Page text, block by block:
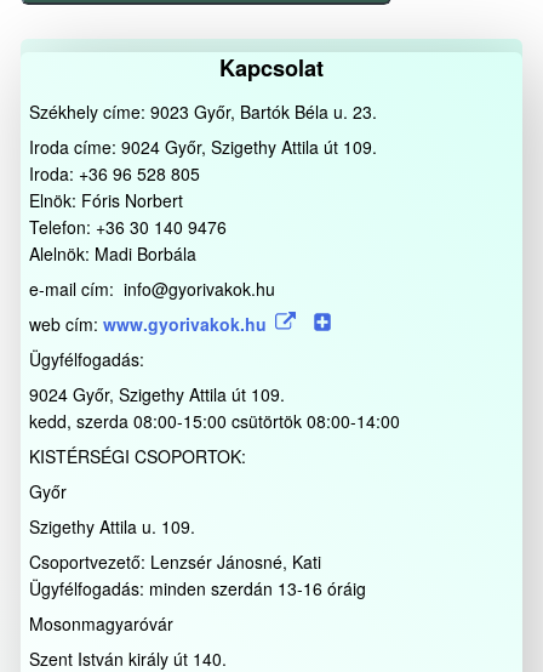
Kapcsolat
Székhely címe: 9023 Győr, Bartók Béla u. 23.
Iroda címe: 9024 Győr, Szigethy Attila út 109.
Iroda: +36 96 528 805
Elnök: Fóris Norbert
Telefon: +36 30 140 9476
Alelnök: Madi Borbála
e-mail cím: info@gyorivakok.hu
web cím: www.gyorivakok.hu
Ügyfélfogadás:
9024 Győr, Szigethy Attila út 109.
kedd, szerda 08:00-15:00 csütörtök 08:00-14:00
KISTÉRSÉGI CSOPORTOK:
Győr
Szigethy Attila u. 109.
Csoportvezető: Lenzsér Jánosné, Kati
Ügyfélfogadás: minden szerdán 13-16 óráig
Mosonmagyaróvár
Szent István király út 140.